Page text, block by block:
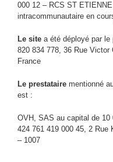
000 12 – RCS ST
intracommunautaire en
Le site a été déployé par
820 834 778, 36 Rue Victor
France
Le prestataire mentionné
est :
OVH, SAS au capital de 10
424 761 419 000 45, 2 Rue
– 1007